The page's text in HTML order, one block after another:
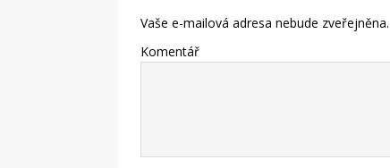
Vaše e-mailová adresa nebude zveřejněna.
Komentář